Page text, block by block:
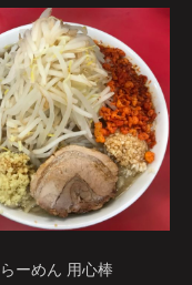
らーめん 用心棒